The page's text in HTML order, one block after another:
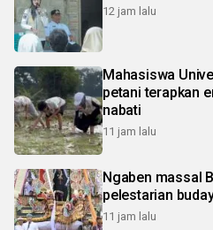
12 jam lalu
Mahasiswa
petani terapkan
nabati
11 jam lalu
Ngaben massal
pelestarian
11 jam lalu